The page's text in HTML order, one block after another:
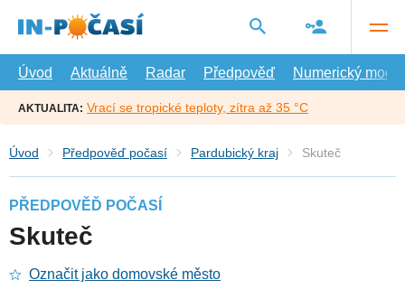
hlavní
Úvod
Aktuálně Radar Předpověď Numerický model
AKTUALITA: Vrací se tropické teploty, zítra až 35 °C
Úvod Předpověď počasí Pardubický kraj Skuteč
PŘEDPOVĚĎ POČASÍ
Skuteč
Označit jako domovské město